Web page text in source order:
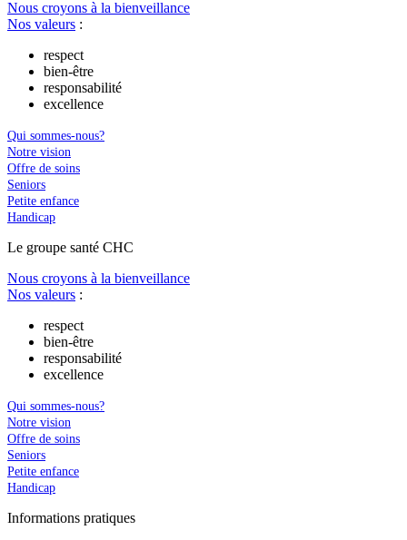
Nous croyons à la bienveillance
Nos valeurs :
respect
bien-être
responsabilité
excellence
Qui sommes-nous?
Notre vision
Offre de soins
Seniors
Petite enfance
Handicap
Le groupe santé CHC
Nous croyons à la bienveillance
Nos valeurs :
respect
bien-être
responsabilité
excellence
Qui sommes-nous?
Notre vision
Offre de soins
Seniors
Petite enfance
Handicap
Informations pratiques